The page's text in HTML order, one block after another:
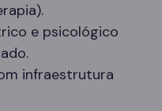
e psicológico
infraestrutura